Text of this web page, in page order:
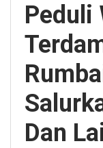
Peduli
Dan